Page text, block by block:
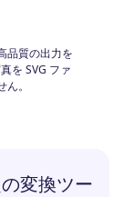
品質の出力を
を SVG ファ
。
変換ツー